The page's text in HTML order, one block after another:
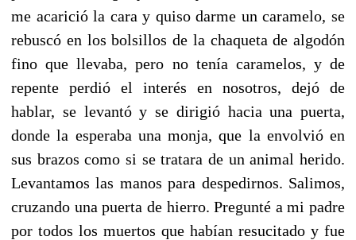
me acarició la cara y quiso darme un caramelo, se
rebuscó en los bolsillos de la chaqueta de algodón
fino que llevaba, pero no tenía caramelos, y de
repente perdió el interés en nosotros, dejó de
hablar, se levantó y se dirigió hacia una puerta,
donde la esperaba una monja, que la envolvió en
sus brazos como si se tratara de un animal herido.
Levantamos las manos para despedirnos. Salimos,
cruzando una puerta de hierro. Pregunté a mi padre
por todos los muertos que habían resucitado y fue